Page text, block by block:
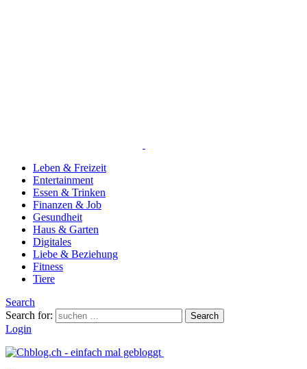
Leben & Freizeit
Entertainment
Essen & Trinken
Finanzen & Job
Gesundheit
Haus & Garten
Digitales
Liebe & Beziehung
Fitness
Tiere
Search
Search for:
Search
Login